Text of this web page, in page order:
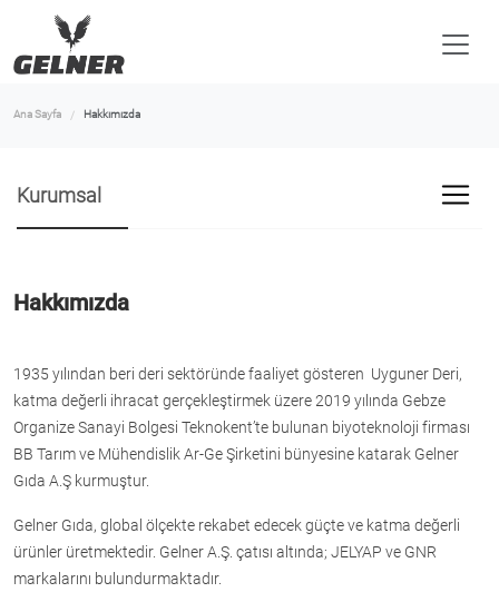
Ana Sayfa Hakkımızda
Kurumsal
Hakkımızda
1935 yılından beri deri sektöründe faaliyet gösteren Uyguner Deri,
katma değerli ihracat gerçekleştirmek üzere 2019 yılında Gebze
Organize Sanayi Bolgesi Teknokent’te bulunan biyoteknoloji firması
BB Tarım ve Mühendislik Ar-Ge Şirketini bünyesine katarak Gelner
Gıda A.Ş kurmuştur.
Gelner Gıda, global ölçekte rekabet edecek güçte ve katma değerli
ürünler üretmektedir. Gelner A.Ş. çatısı altında; JELYAP ve GNR
markalarını bulundurmaktadır.